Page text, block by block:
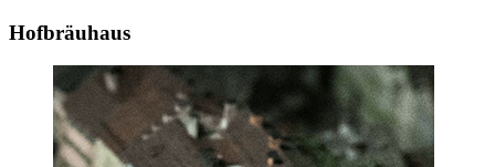
Hofbräuhaus